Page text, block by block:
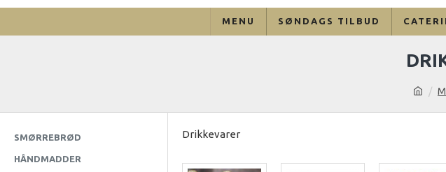
MENU SØNDAGS TILBUD
SMØRREBRØD
HÅNDMADDER
Drikkevarer